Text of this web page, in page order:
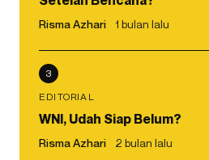
Risma Azhari 1 bulan lalu
3
EDITORIAL
WNI, Udah Siap Belum?
Risma Azhari 2 bulan lalu